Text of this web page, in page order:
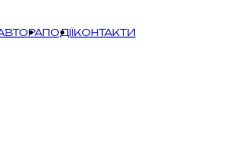
ПОДІЇКОНТАКТИ